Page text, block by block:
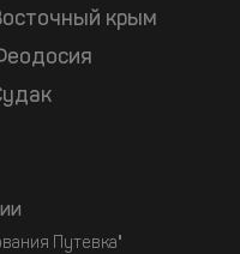
крым
Путевка"